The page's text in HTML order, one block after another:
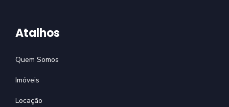
Atalhos
Quem Somos
Imóveis
Locação